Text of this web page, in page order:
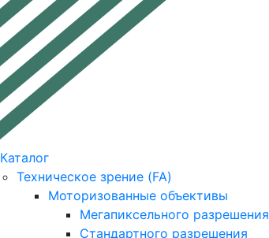
Каталог
Техническое зрение (FA)
Моторизованные объективы
Мегапиксельного разрешения
Стандартного разрешения